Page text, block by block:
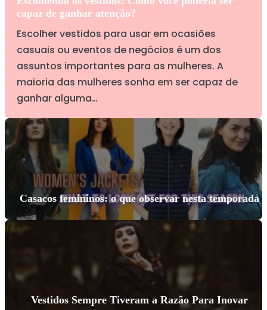
capaz de ganhar atenção?
Escolher vestidos para usar em ocasiões
casuais ou eventos de negócios é um dos
assuntos importantes para as mulheres. A
maioria das mulheres sonha em ser capaz de
ganhar alguma…
Casacos femininos: o que observar nesta temporada
Vestidos Sempre Tiveram a Razão Para Inovar